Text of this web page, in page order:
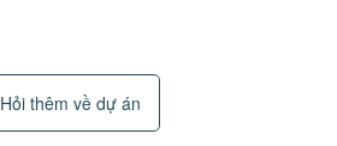
Hỏi thêm về dự án